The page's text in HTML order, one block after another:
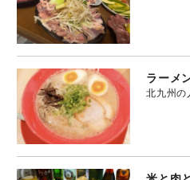
ラーメ
北九州の